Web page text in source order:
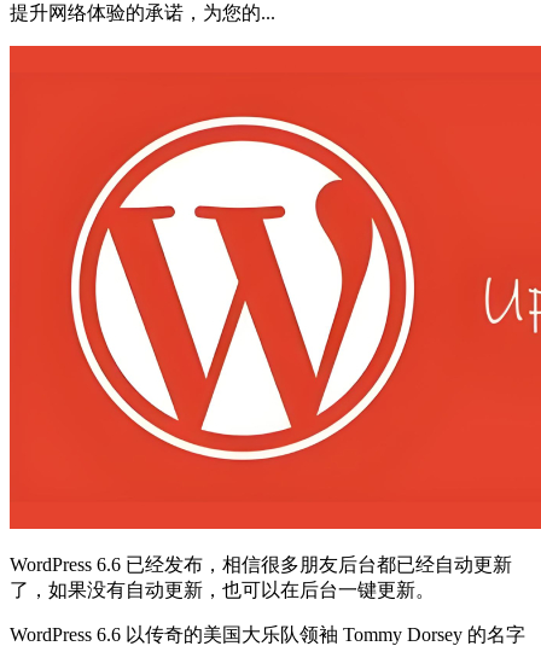
提升网络体验的承诺，为您的...
WordPress 6.6 已经发布，相信很多朋友后台都已经自动更新
了，如果没有自动更新，也可以在后台一键更新。
WordPress 6.6 以传奇的美国大乐队领袖 Tommy Dorsey 的名字